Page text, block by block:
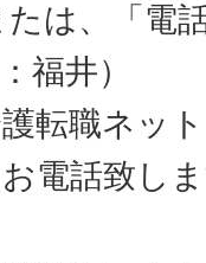
たは、「電
福井）
転職ネッ
電話致し